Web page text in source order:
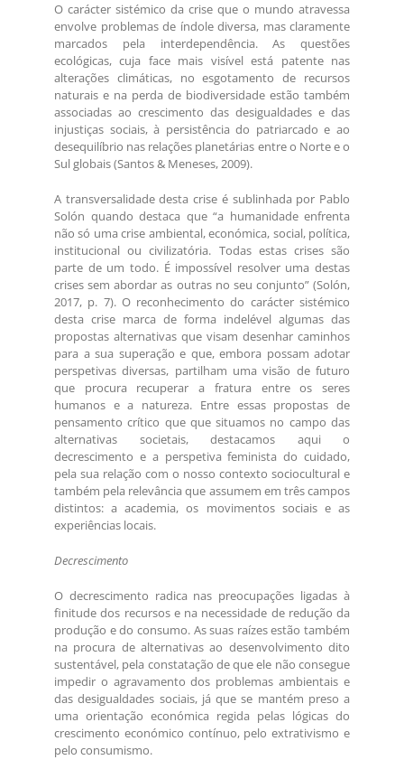
O carácter sistémico da crise que o mundo atravessa
envolve problemas de índole diversa, mas claramente
marcados pela interdependência. As questões
ecológicas, cuja face mais visível está patente nas
alterações climáticas, no esgotamento de recursos
naturais e na perda de biodiversidade estão também
associadas ao crescimento das desigualdades e das
injustiças sociais, à persistência do patriarcado e ao
desequilíbrio nas relações planetárias entre o Norte e o
Sul globais (Santos & Meneses, 2009).
A transversalidade desta crise é sublinhada por Pablo
Solón quando destaca que “a humanidade enfrenta
não só uma crise ambiental, económica, social, política,
institucional ou civilizatória. Todas estas crises são
parte de um todo. É impossível resolver uma destas
crises sem abordar as outras no seu conjunto” (Solón,
2017, p. 7). O reconhecimento do carácter sistémico
desta crise marca de forma indelével algumas das
propostas alternativas que visam desenhar caminhos
para a sua superação e que, embora possam adotar
perspetivas diversas, partilham uma visão de futuro
que procura recuperar a fratura entre os seres
humanos e a natureza. Entre essas propostas de
pensamento crítico que que situamos no campo das
alternativas societais, destacamos aqui o
decrescimento e a perspetiva feminista do cuidado,
pela sua relação com o nosso contexto sociocultural e
também pela relevância que assumem em três campos
distintos: a academia, os movimentos sociais e as
experiências locais.
Decrescimento
O decrescimento radica nas preocupações ligadas à
finitude dos recursos e na necessidade de redução da
produção e do consumo. As suas raízes estão também
na procura de alternativas ao desenvolvimento dito
sustentável, pela constatação de que ele não consegue
impedir o agravamento dos problemas ambientais e
das desigualdades sociais, já que se mantém preso a
uma orientação económica regida pelas lógicas do
crescimento económico contínuo, pelo extrativismo e
pelo consumismo.